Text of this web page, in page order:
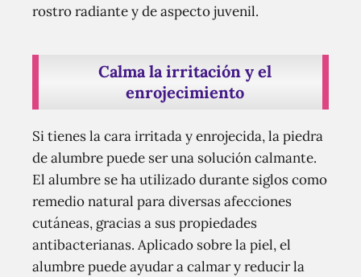
rostro radiante y de aspecto juvenil.
Calma la irritación y el
enrojecimiento
Si tienes la cara irritada y enrojecida, la piedra
de alumbre puede ser una solución calmante.
El alumbre se ha utilizado durante siglos como
remedio natural para diversas afecciones
cutáneas, gracias a sus propiedades
antibacterianas. Aplicado sobre la piel, el
alumbre puede ayudar a calmar y reducir la